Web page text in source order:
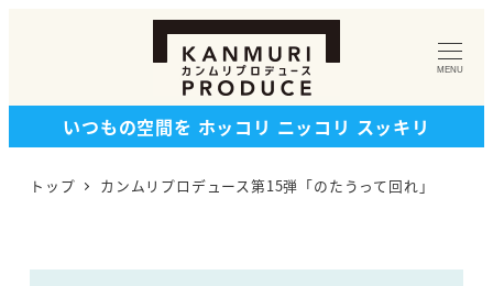
ン
MENU
いつもの空間を ホッコリ ニッコリ スッキリ
トップ カンムリプロデュース第15弾「のたうって回れ」